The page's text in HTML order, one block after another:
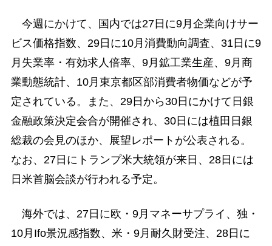
今週にかけて、国内では27日に9月企業向けサー
ビス価格指数、29日に10月消費動向調査、31日に9
月失業率・有効求人倍率、9月鉱工業生産、9月商
業動態統計、10月東京都区部消費者物価などが予
定されている。また、29日から30日にかけて日銀
金融政策決定会合が開催され、30日には植田日銀
総裁の会見のほか、展望レポートが公表される。
なお、27日にトランプ米大統領が来日、28日には
日米首脳会談が行われる予定。
海外では、27日に欧・9月マネーサプライ、独・
10月Ifo景況感指数、米・9月耐久財受注、28日に